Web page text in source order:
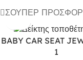
ΣΟΎΠΕΡ
BABY CAR SEAT
1